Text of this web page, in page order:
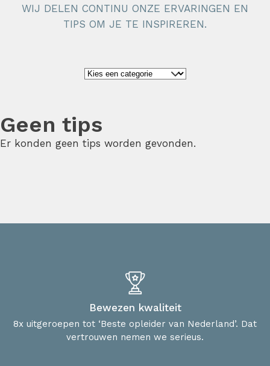
WIJ DELEN CONTINU ONZE ERVARINGEN EN
TIPS OM JE TE INSPIREREN.
Geen tips
Er konden geen tips worden gevonden.
Bewezen kwaliteit
8x uitgeroepen tot ‘Beste opleider van Nederland’. Dat
vertrouwen nemen we serieus.